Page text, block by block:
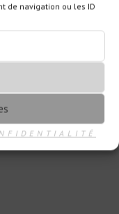
de navigation ou les ID